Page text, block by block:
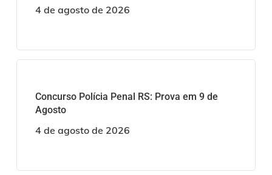
4 de agosto de 2026
Concurso Polícia Penal RS: Prova em 9 de
Agosto
4 de agosto de 2026